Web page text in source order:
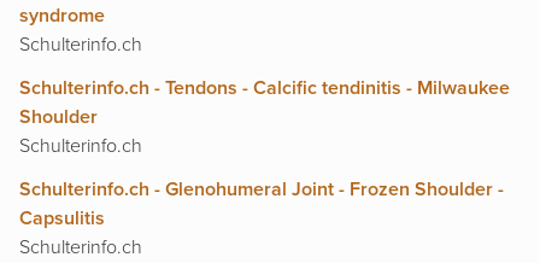
syndrome
Schulterinfo.ch
Schulterinfo.ch - Tendons - Calcific tendinitis - Milwaukee
Shoulder
Schulterinfo.ch
Schulterinfo.ch - Glenohumeral Joint - Frozen Shoulder -
Capsulitis
Schulterinfo.ch